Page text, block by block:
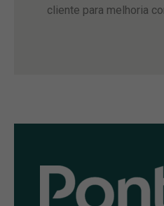
cliente para melhoria